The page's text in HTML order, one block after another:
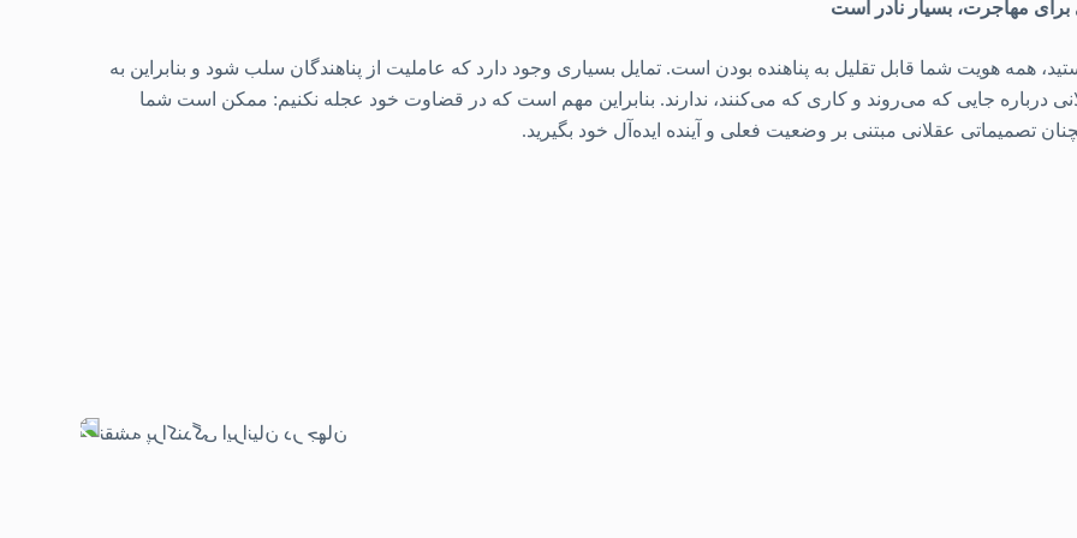
همه هویت شما قابل تقلیل به پناهنده بودن است. تمایل بسیاری وجود دارد که عاملیت از پناهندگان سلب شود و بنابراین به
درباره جایی که می‌روند و کاری که می‌کنند، ندارند. بنابراین مهم است که در قضاوت خود عجله نکنیم: ممکن است شما
تصمیماتی عقلانی مبتنی بر وضعیت فعلی و آینده ایده‌آل خود بگیرید.